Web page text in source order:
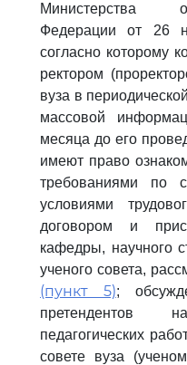
Министерства
Федерации от 26
согласно которому
ректором
вуза в
массовой
месяца до его
имеют право
требованиями по
условиями
договором и
кафедры, научного
ученого совета,
(пункт 5);
претендентов
педагогических
совете вуза